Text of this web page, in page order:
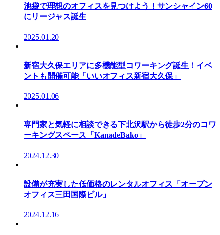
池袋で理想のオフィスを見つけよう！サンシャイン60
にリージャス誕生
2025.01.20
新宿大久保エリアに多機能型コワーキング誕生！イベ
ントも開催可能「いいオフィス新宿大久保」
2025.01.06
専門家と気軽に相談できる下北沢駅から徒歩2分のコワ
ーキングスペース「KanadeBako」
2024.12.30
設備が充実した低価格のレンタルオフィス「オープン
オフィス三田国際ビル」
2024.12.16